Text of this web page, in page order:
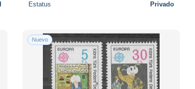
Estatus Privado
Nuevo